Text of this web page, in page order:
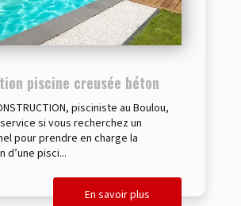
piscine creusée béton
pisciniste au Boulou,
si vous recherchez un
pour prendre en charge la
d’une pisci...
En savoir plus